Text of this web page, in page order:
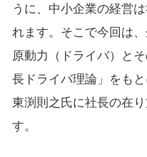
うに、中小企業の経営
れます。そこで今回は
原動力（ドライバ）と
長ドライバ理論」をも
東渕則之氏に社長の在
す。